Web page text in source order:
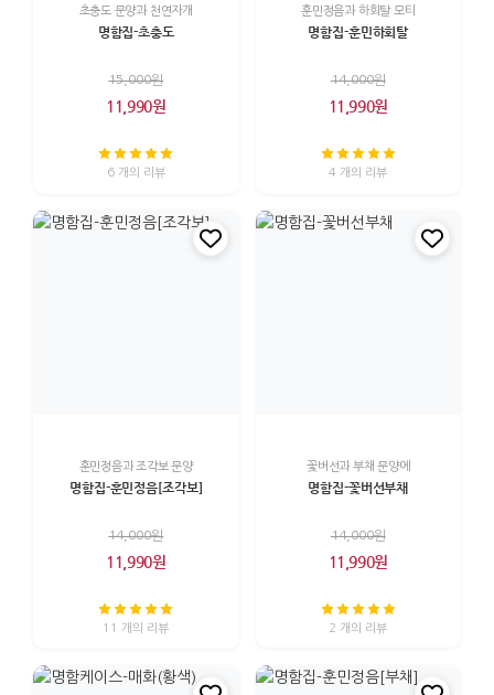
초충도 문양과 천연자개
명함집-초충도
15,000원
11,990원
6 개의 리뷰
훈민정음과 하회탈 모티
명함집-훈민하회탈
14,000원
11,990원
4 개의 리뷰
훈민정음과 조각보 문양
명함집-훈민정음[조각보]
14,000원
11,990원
11 개의 리뷰
꽃버선과 부채 문양에
명함집-꽃버선부채
14,000원
11,990원
2 개의 리뷰